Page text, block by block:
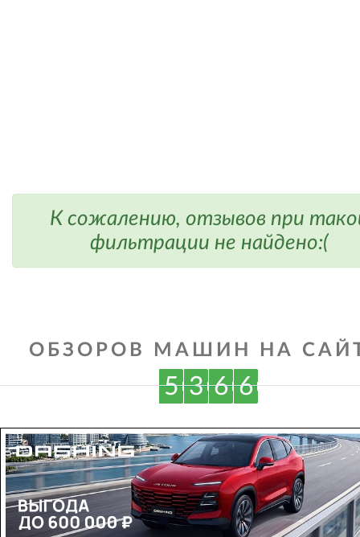
К сожалению, отзывов при
фильтрации не найдено:(
ОБЗОРОВ МАШИН НА
5 3 6 6